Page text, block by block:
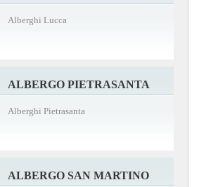
Alberghi Lucca
ALBERGO PIETRASANTA
Alberghi Pietrasanta
ALBERGO SAN MARTINO